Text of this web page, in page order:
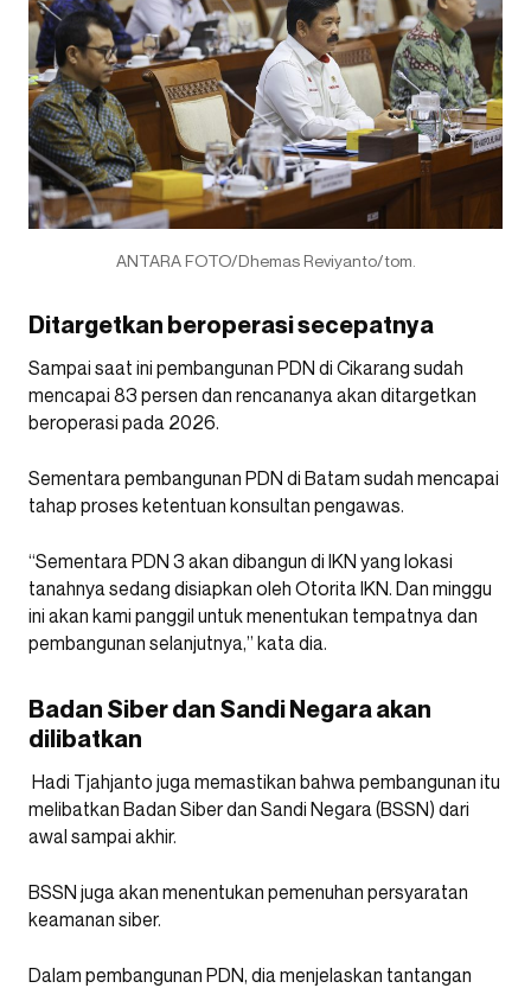
ANTARA FOTO/Dhemas Reviyanto/tom.
Ditargetkan beroperasi secepatnya
Sampai saat ini pembangunan PDN di Cikarang sudah
mencapai 83 persen dan rencananya akan ditargetkan
beroperasi pada 2026.
Sementara pembangunan PDN di Batam sudah mencapai
tahap proses ketentuan konsultan pengawas.
“Sementara PDN 3 akan dibangun di IKN yang lokasi
tanahnya sedang disiapkan oleh Otorita IKN. Dan minggu
ini akan kami panggil untuk menentukan tempatnya dan
pembangunan selanjutnya,” kata dia.
Badan Siber dan Sandi Negara akan
dilibatkan
Hadi Tjahjanto juga memastikan bahwa pembangunan itu
melibatkan Badan Siber dan Sandi Negara (BSSN) dari
awal sampai akhir.
BSSN juga akan menentukan pemenuhan persyaratan
keamanan siber.
Dalam pembangunan PDN, dia menjelaskan tantangan